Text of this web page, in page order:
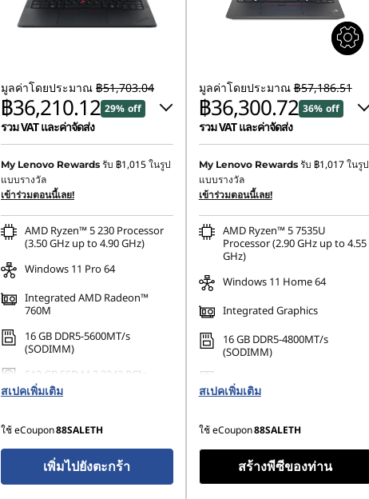
มูลค่าโดยประมาณ ฿51,703.04
฿36,210.12 29% off
รวม VAT และค่าจัดส่ง
ประหยัดทันที : -฿14,754.00
การประหยัด eCoupon :
My Lenovo Rewards รับ ฿1,015ในรูป
แบบรางวัล
เข้าร่วมตอนนี้เลย!
AMD Ryzen™ 5 230 Processor
(3.50 GHz up to 4.90 GHz)
Windows 11 Pro 64
Integrated AMD Radeon™
760M
16 GB DDR5-5600MT/s
(SODIMM)
512 GB SSD M.2 2242 PCIe
Gen4 TLC Opal
สเปคเพิ่มเติม
ใช้ eCoupon88SALETH
เพิ่มไปยังตะกร้า
มูลค่าโดยประมาณ ฿57,186.51
฿36,300.72 36% off
รวม VAT และค่าจัดส่ง
ประหยัดทันที : -฿20,214.28
การประหยัด eCoupon :
My Lenovo Rewards รับ ฿1,017ในรูป
แบบรางวัล
เข้าร่วมตอนนี้เลย!
AMD Ryzen™ 5 7535U
Processor (2.90 GHz up to 4.55
GHz)
Windows 11 Home 64
Integrated Graphics
16 GB DDR5-4800MT/s
(SODIMM)
Gen4 TLC Opal
สเปคเพิ่มเติม
ใช้ eCoupon88SALETH
สร้างพีซีของท่าน